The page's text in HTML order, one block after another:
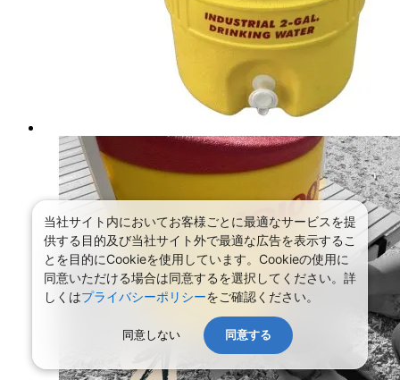
当社サイト内においてお客様ごとに最適なサービスを提
供する目的及び当社サイト外で最適な広告を表示するこ
とを目的にCookieを使用しています。Cookieの使用に
同意いただける場合は同意するを選択してください。詳
しくはプライバシーポリシーをご確認ください。
同意しない 同意する